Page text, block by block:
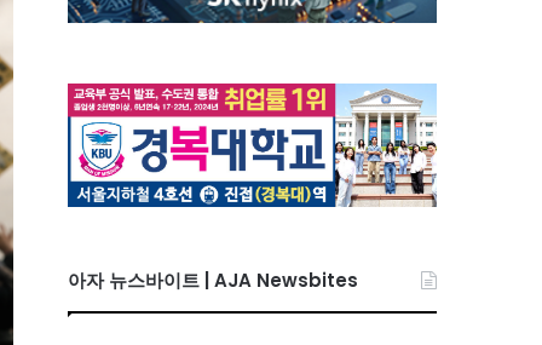
아자 뉴스바이트 | AJA Newsbites